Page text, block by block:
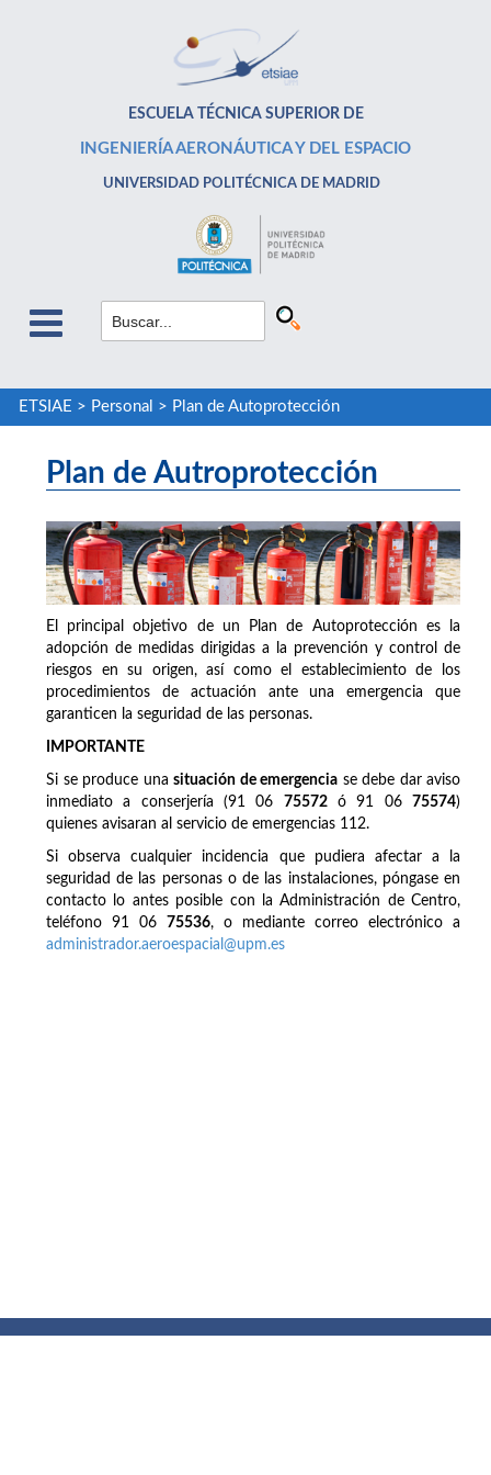
ESCUELA TÉCNICA SUPERIOR DE
INGENIERÍA AERONÁUTICA Y DEL ESPACIO
UNIVERSIDAD POLITÉCNICA DE MADRID
ETSIAE > Personal > Plan de Autoprotección
Plan de Autroprotección
El principal objetivo de un Plan de Autoprotección es la
adopción de medidas dirigidas a la prevención y control de
riesgos en su origen, así como el establecimiento de los
procedimientos de actuación ante una emergencia que
garanticen la seguridad de las personas.
IMPORTANTE
Si se produce una situación de emergencia se debe dar aviso
inmediato a conserjería (91 06 75572ó 91 06 75574)
quienes avisaran al servicio de emergencias 112.
Si observa cualquier incidencia que pudiera afectar a la
seguridad de las personas o de las instalaciones, póngase en
contacto lo antes posible con la Administración de Centro,
teléfono 91 06 75536, o mediante correo electrónico a
administrador.aeroespacial@upm.es